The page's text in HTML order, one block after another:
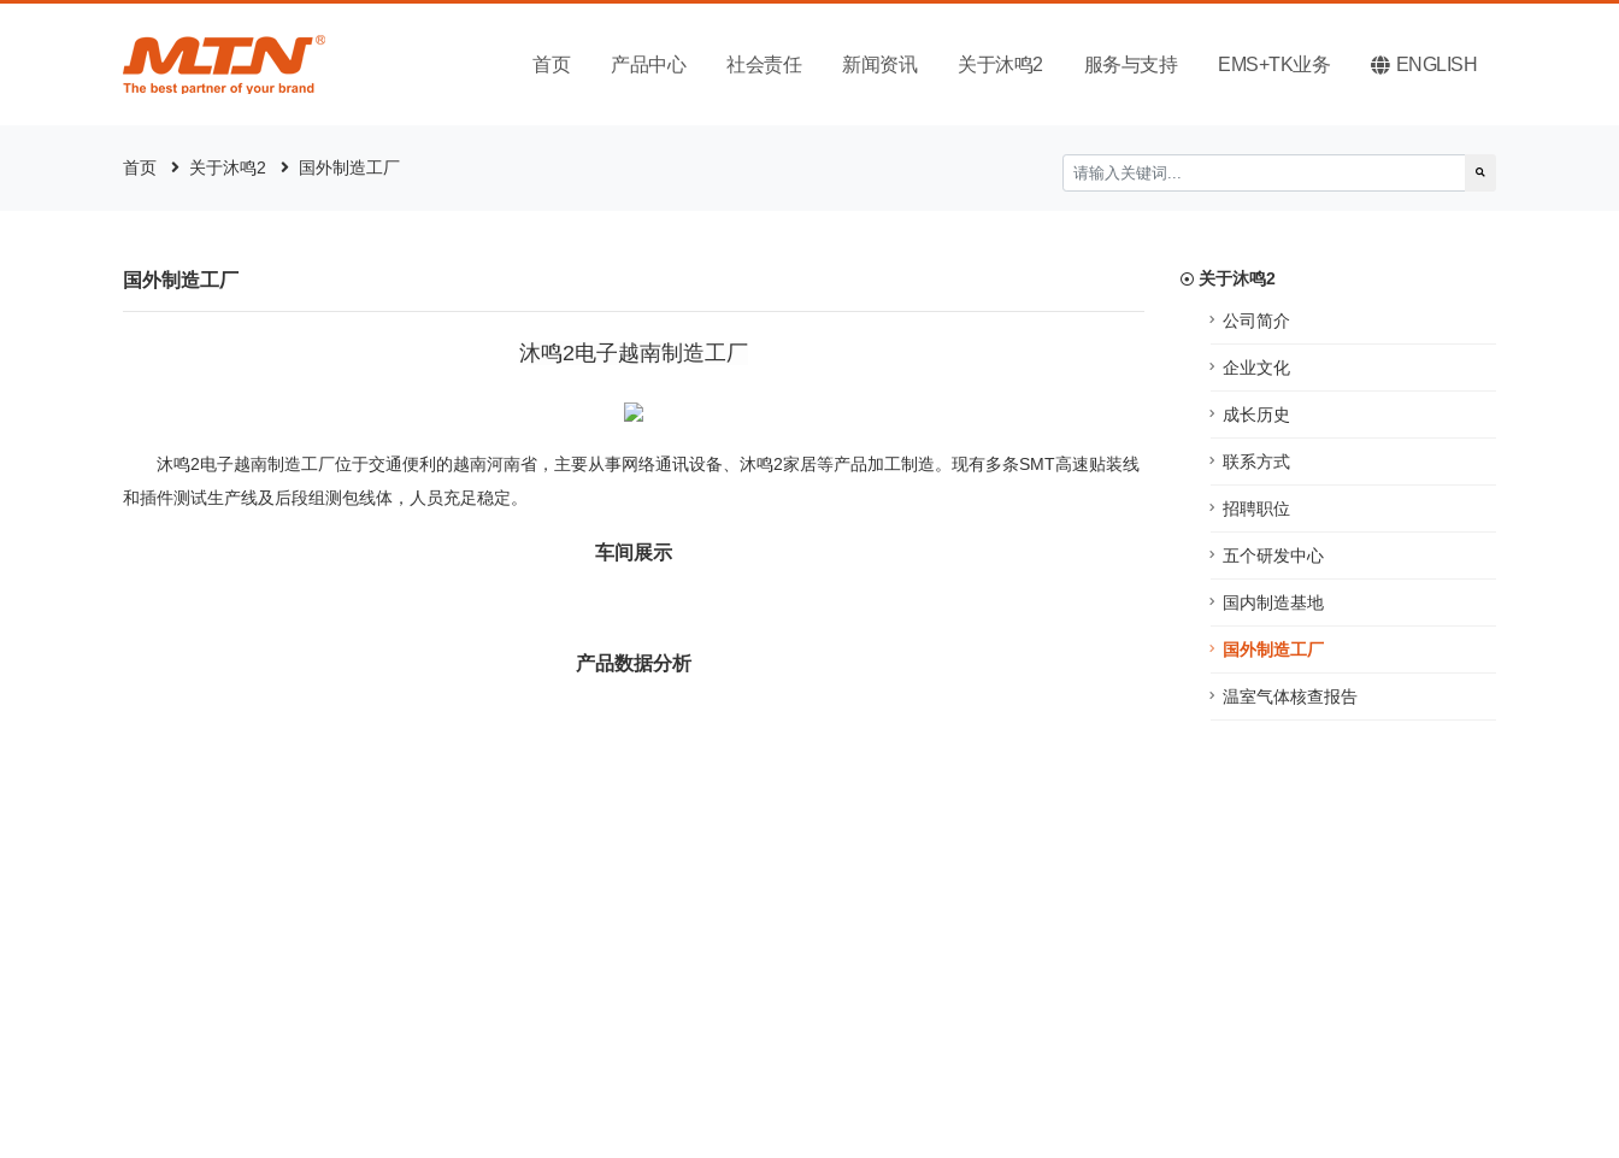
首页 产品中心 社会责任 新闻资讯 关于沐鸣2 服务与支持 EMS+TK业务 ENGLISH
首页 关于沐鸣2 国外制造工厂
国外制造工厂
沐鸣2电子越南制造工厂
沐鸣2电子越南制造工厂位于交通便利的越南河南省，主要从事网络通讯设备、沐鸣2家居等产品加工制造。现有多条SMT高速贴装线
和插件测试生产线及后段组测包线体，人员充足稳定。
车间展示
产品数据分析
关于沐鸣2
公司简介
企业文化
成长历史
联系方式
招聘职位
五个研发中心
国内制造基地
国外制造工厂
温室气体核查报告